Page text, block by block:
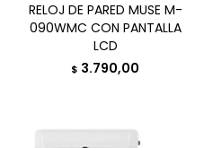
RELOJ DE PARED MUSE M-
090WMC CON PANTALLA
LCD
$ 3.790,00